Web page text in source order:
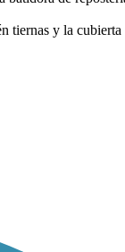
tiernas y la